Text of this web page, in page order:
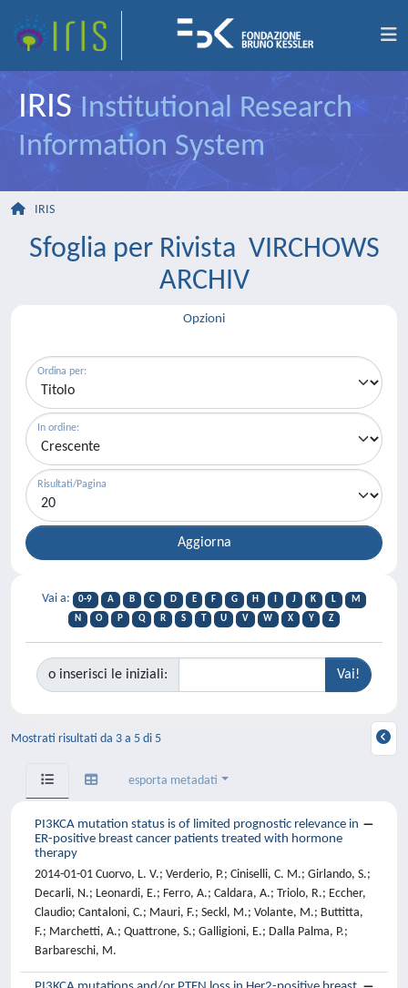
IRIS Institutional Research
Information System
IRIS
Sfoglia per Rivista VIRCHOWS
ARCHIV
Opzioni
Ordina per:
In ordine:
Risultati/Pagina
Vai a: 0-9 A B C D E F G H J K L
M
N
O P Q R S T U V W X Y Z
o inserisci le iniziali:
Mostrati risultati da 3 a 5 di 5
esporta metadati
PI3KCA mutation status is of limited prognostic relevance in
ER-positive breast cancer patients treated with hormone
therapy
2014-01-01 Cuorvo, L. V.; Verderio, P.; Ciniselli, C. M.; Girlando, S.;
Decarli, N.; Leonardi, E.; Ferro, A.; Caldara, A.; Triolo, R.; Eccher,
Claudio; Cantaloni, C.; Mauri, F.; Seckl, M.; Volante, M.; Buttitta,
F.; Marchetti, A.; Quattrone, S.; Galligioni, E.; Dalla Palma, P.;
Barbareschi, M.